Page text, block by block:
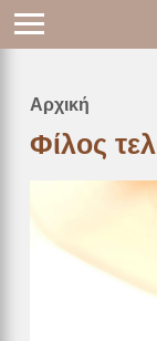
Breadcrumb
Αρχική
Φίλος